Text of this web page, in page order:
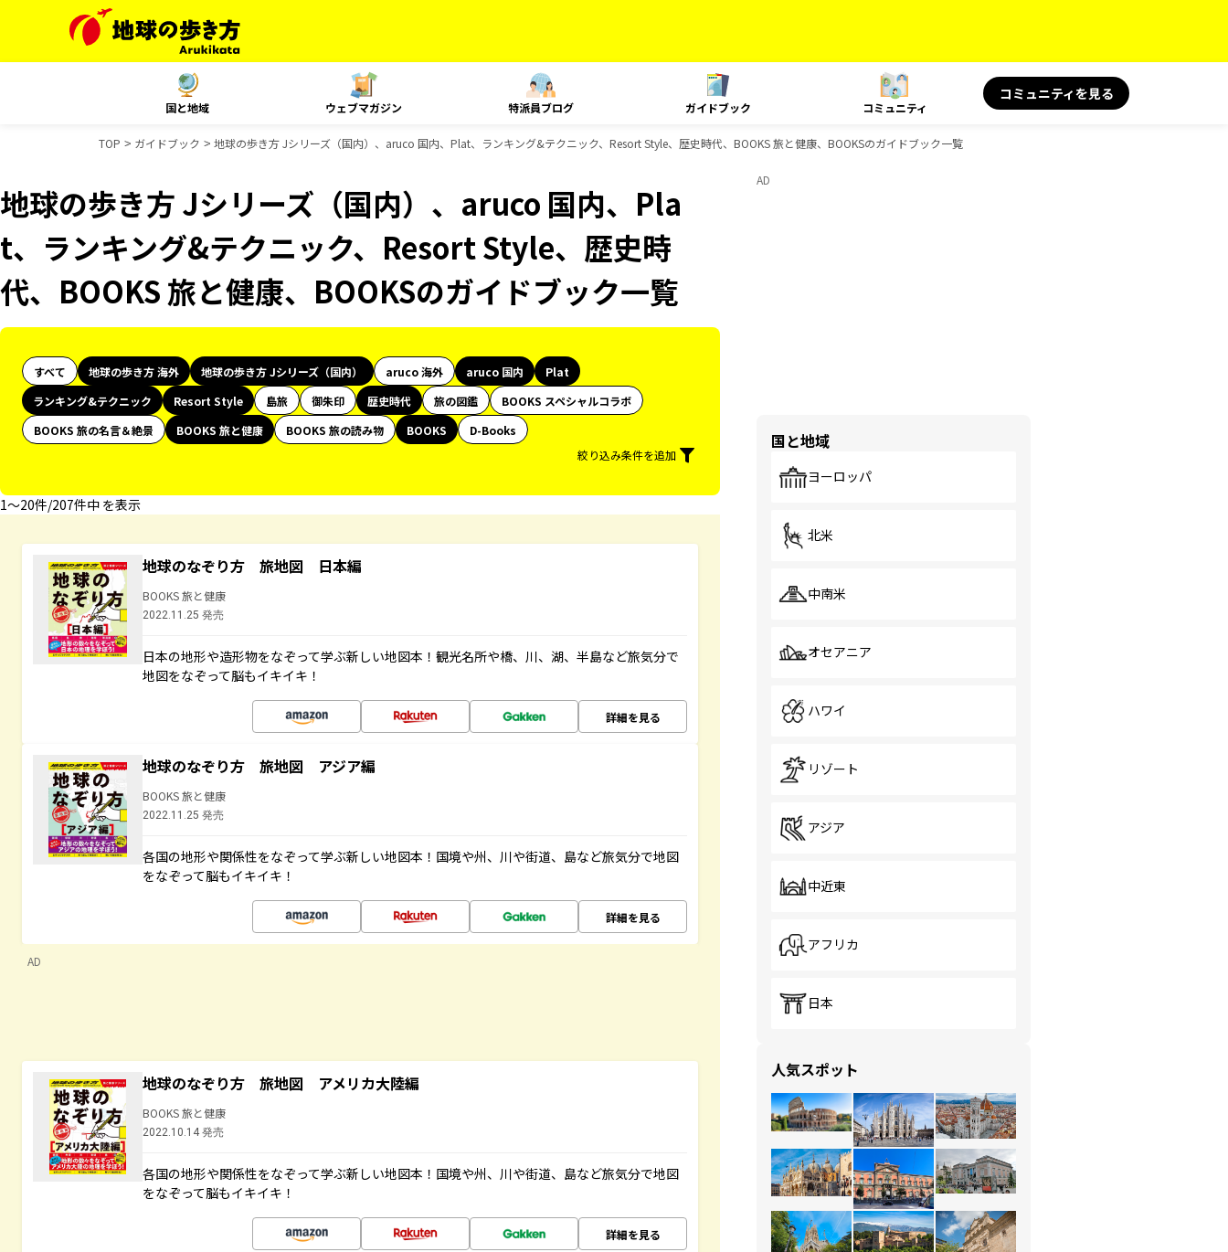
国と地域 ウェブマガジン 特派員ブログ ガイドブック コミュニティ
コミュニティを見る
TOP ガイドブック 地球の歩き方 Jシリーズ（国内）、aruco 国内、Plat、ランキング&テクニック、Resort Style、歴史時代、BOOKS 旅と健康、BOOKSのガイドブック一覧
地球の歩き方 Jシリーズ（国内）、aruco 国内、Pla
t、ランキング&テクニック、Resort Style、歴史時
代、BOOKS 旅と健康、BOOKSのガイドブック一覧
すべて 地球の歩き方 海外 地球の歩き方 Jシリーズ（国内） aruco 海外 aruco 国内
Plat
ランキング&テクニック
Resort Style 島旅 御朱印 歴史時代 旅の図鑑
BOOKS スペシャルコラボ
BOOKS 旅の名言＆絶景
BOOKS 旅と健康 BOOKS 旅の読み物 BOOKS
D-Books
絞り込み条件を追加
1〜20件/207件中 を表示
地球のなぞり方 旅地図 日本編
BOOKS 旅と健康
2022.11.25 発売
日本の地形や造形物をなぞって学ぶ新しい地図本！観光名所や橋、川、湖、半島など旅気分で
地図をなぞって脳もイキイキ！
詳細を見る
地球のなぞり方 旅地図 アジア編
BOOKS 旅と健康
2022.11.25 発売
各国の地形や関係性をなぞって学ぶ新しい地図本！国境や州、川や街道、島など旅気分で地図
をなぞって脳もイキイキ！
詳細を見る
AD
地球のなぞり方 旅地図 アメリカ大陸編
BOOKS 旅と健康
2022.10.14 発売
各国の地形や関係性をなぞって学ぶ新しい地図本！国境や州、川や街道、島など旅気分で地図
をなぞって脳もイキイキ！
詳細を見る
AD
国と地域
ヨーロッパ
北米
中南米
オセアニア
ハワイ
リゾート
アジア
中近東
アフリカ
日本
人気スポット